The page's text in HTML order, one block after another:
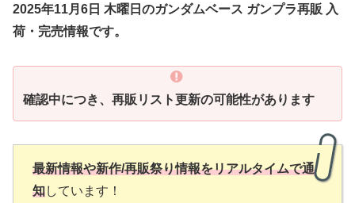
2025年11月6日 木曜 日 のガンダムベース ガンプラ再販 入
荷・完売情報です。
確認中につき、 再販リスト更新の可能性があります
最新情報や新作/再販祭り情報をリアルタイムで通
知しています！